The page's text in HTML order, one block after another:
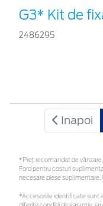
G3* Kit de
2486295
Inapoi
*Preţ recomandat de
Ford pentru costuri
necesare piese suplimentare.
*Accesoriile identificate sunt